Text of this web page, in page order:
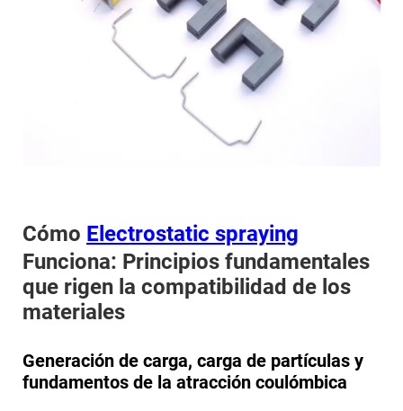
Cómo Electrostatic spraying
Funciona: Principios fundamentales
que rigen la compatibilidad de los
materiales
Generación de carga, carga de partículas y
fundamentos de la atracción coulómbica